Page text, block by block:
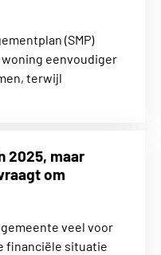
(SMP)
eenvoudiger
terwijl
2025, maar
om
veel voor
financiële situatie